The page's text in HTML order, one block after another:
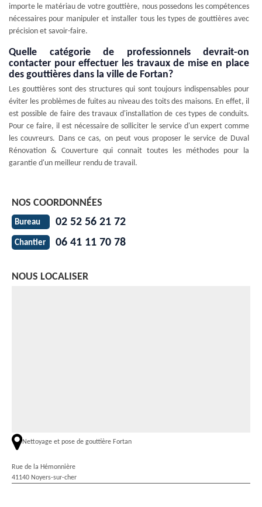
importe le matériau de votre gouttière, nous possedons les compétences
nécessaires pour manipuler et installer tous les types de gouttières avec
précision et savoir-faire.
Quelle catégorie de professionnels devrait-on
contacter pour effectuer les travaux de mise en place
des gouttières dans la ville de Fortan?
Les gouttières sont des structures qui sont toujours indispensables pour
éviter les problèmes de fuites au niveau des toits des maisons. En effet, il
est possible de faire des travaux d'installation de ces types de conduits.
Pour ce faire, il est nécessaire de solliciter le service d'un expert comme
les couvreurs. Dans ce cas, on peut vous proposer le service de Duval
Rénovation & Couverture qui connait toutes les méthodes pour la
garantie d'un meilleur rendu de travail.
NOS COORDONNÉES
Bureau 02 52 56 21 72
Chantier 06 41 11 70 78
NOUS LOCALISER
Nettoyage et pose de gouttière Fortan
Rue de la Hémonnière
41140 Noyers-sur-cher